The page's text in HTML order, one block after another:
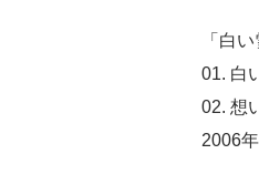
「白い
01. 白
02. 想
2006